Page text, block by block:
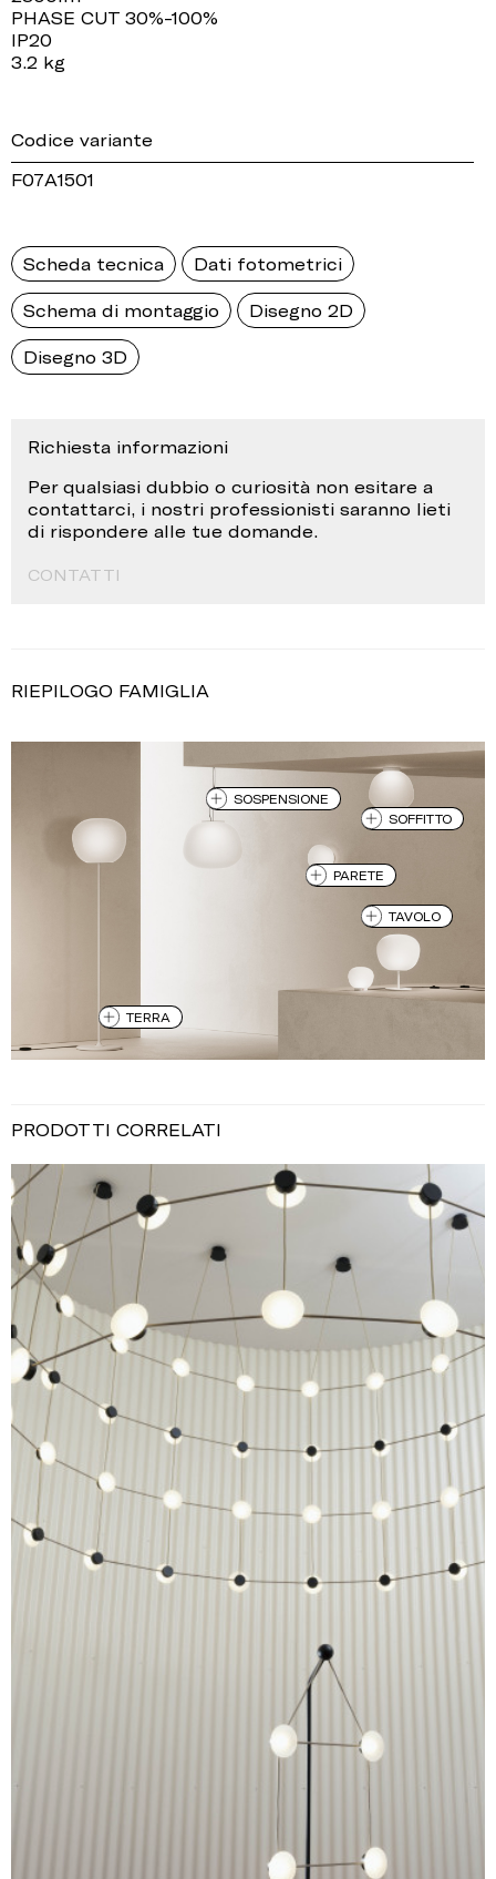
PHASE CUT 30%-100%
IP20
3.2 kg
Codice variante
F07A1501
Scheda tecnica Dati fotometrici
Schema di montaggio Disegno 2D
Disegno 3D
Richiesta informazioni
Per qualsiasi dubbio o curiosità non esitare a
contattarci, i nostri professionisti saranno lieti
di rispondere alle tue domande.
CONTATTI
RIEPILOGO FAMIGLIA
SOFFITTO
TERRA
TAVOLO
PARETE
SOSPENSIONE
PRODOTTI CORRELATI